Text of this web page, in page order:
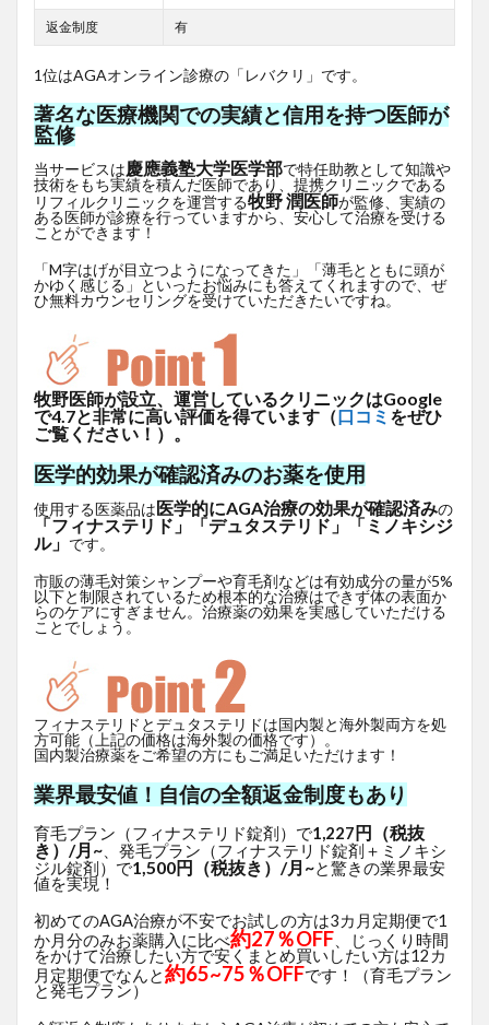
返金制度 有
1位はAGAオンライン診療の「レバクリ」です。
著名な医療機関での実績と信用を持つ医師が
監修
当サービスは慶應義塾大学医学部で特任助教として知識や
技術をもち実績を積んだ医師であり、提携クリニックである
リフィルクリニックを運営する牧野 潤医師が監修、実績の
ある医師が診療を行っていますから、安心して治療を受ける
ことができます！
「M字はげが目立つようになってきた」「薄毛とともに頭が
かゆく感じる」といったお悩みにも答えてくれますので、ぜ
ひ無料カウンセリングを受けていただきたいですね。
牧野医師が設立、運営しているクリニックはGoogle
で4.7と非常に高い評価を得ています（口コミ をぜひ
ご覧ください！）。
医学的効果が確認済みのお薬を使用
使用する医薬品は医学的にAGA治療の効果が確認済みの
「フィナステリド」「デュタステリド」「ミノキシジ
ル」 です。
市販の薄毛対策シャンプーや育毛剤などは有効成分の量が5%
以下と制限されているため根本的な治療はできず体の表面か
らのケアにすぎません。治療薬の効果を実感していただける
ことでしょう。
フィナステリドとデュタステリドは国内製と海外製両方を処
方可能（上記の価格は海外製の価格です）。
国内製治療薬をご希望の方にもご満足いただけます！
業界最安値！自信の全額返金制度もあり
育毛プラン（フィナステリド錠剤）で1,227円（税抜
き）/月~ 、発毛プラン（フィナステリド錠剤＋ミノキシ
ジル錠剤）で1,500円（税抜き）/月~と驚きの業界最安
値を実現！
初めてのAGA治療が不安でお試しの方は3カ月定期便で1
か月分のみお薬購入に比べ約27％OFF 、じっくり時間
をかけて治療したい方で安くまとめ買いしたい方は12カ
月定期便でなんと約65~75％OFFです！（育毛プラン
と発毛プラン）